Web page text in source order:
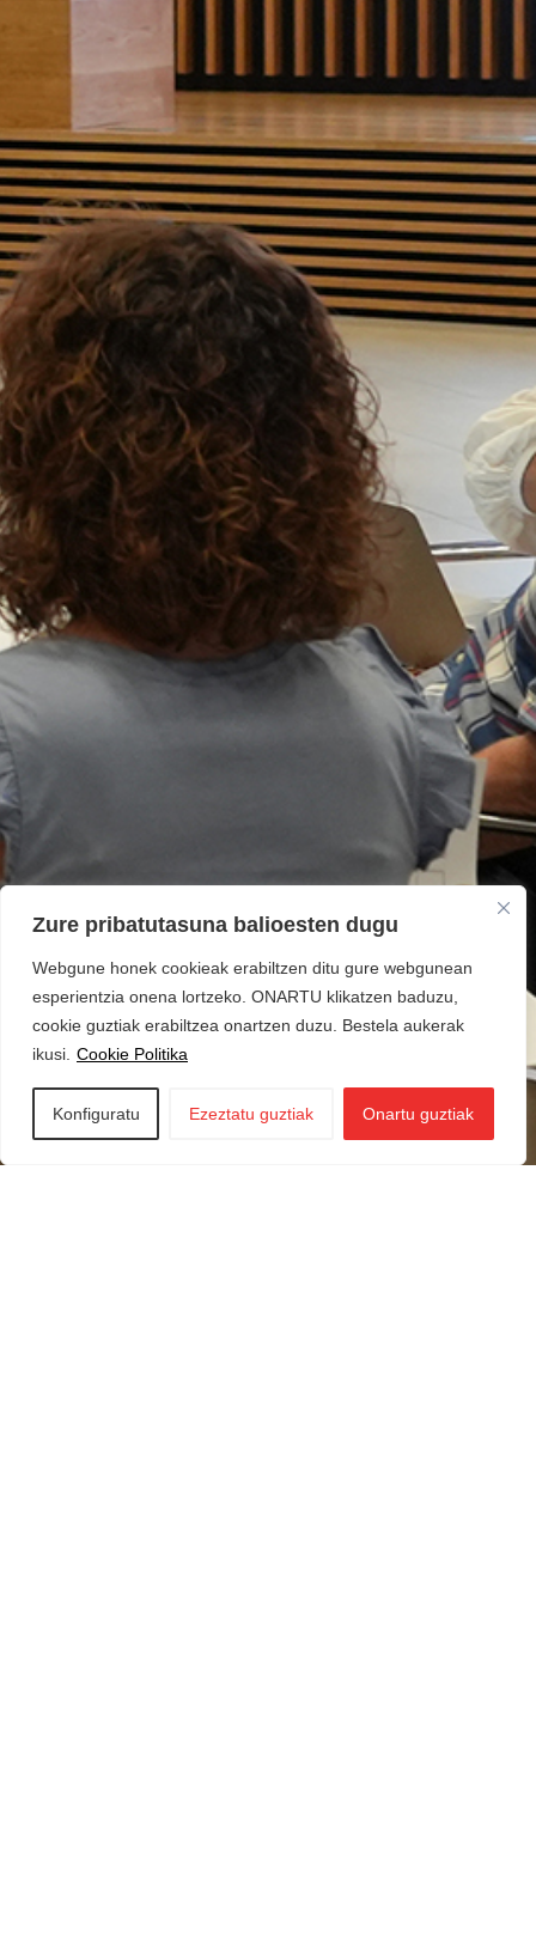
Zure pribatutasuna balioesten dugu
Webgune honek cookieak erabiltzen ditu gure webgunean
esperientzia onena lortzeko. ONARTU klikatzen baduzu,
cookie guztiak erabiltzea onartzen duzu. Bestela aukerak
ikusi. Cookie Politika
Konfiguratu Ezeztatu guztiak Onartu guztiak